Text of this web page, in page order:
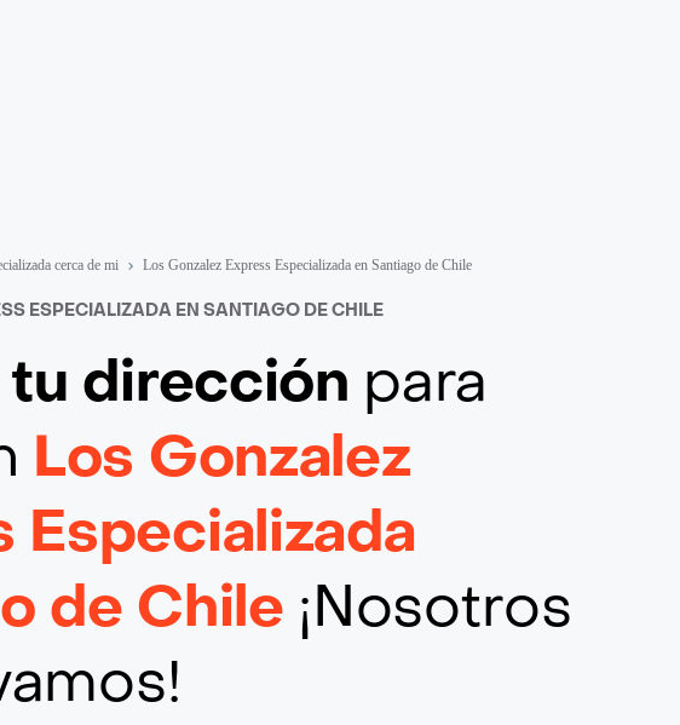
cerca de mi Los Gonzalez Express Especializada en Santiago de Chile
ESPECIALIZADA EN SANTIAGO DE CHILE
dirección para
Los Gonzalez
Especializada
de Chile ¡Nosotros